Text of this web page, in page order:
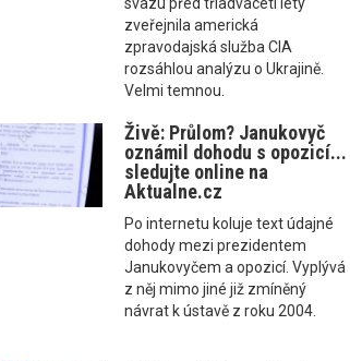
zveřejnila americká
zpravodajská služba CIA
rozsáhlou analýzu o Ukrajině.
Velmi temnou.
Živě: Průlom? Janukovyč
oznámil dohodu s opozicí...
sledujte online na
Aktualne.cz
Po internetu koluje text údajné
dohody mezi prezidentem
Janukovyčem a opozicí. Vyplývá
z něj mimo jiné již zmíněný
návrat k ústavě z roku 2004.